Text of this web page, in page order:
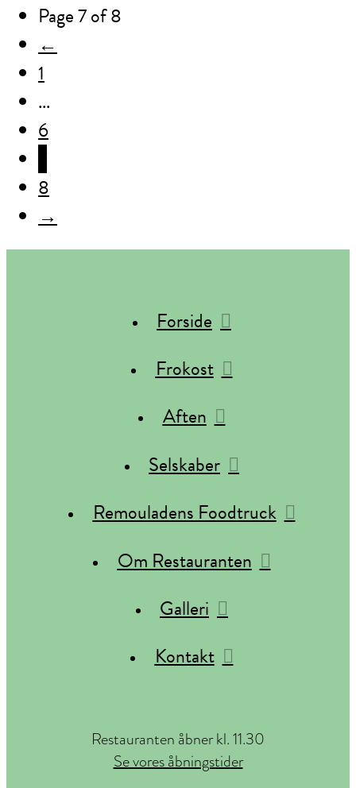
Page 7 of 8
←
1
...
6
8
→
Forside
Frokost
Aften
Selskaber
Remouladens Foodtruck
Om Restauranten
Galleri
Kontakt
Restauranten åbner kl. 11.30
Se vores åbningstider